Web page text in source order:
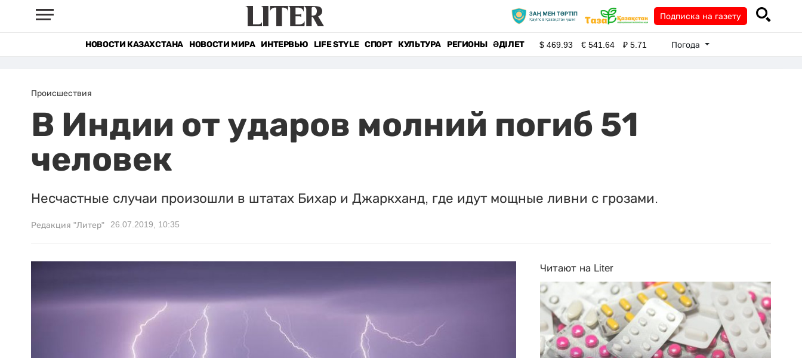
Подписка на газету
НОВОСТИ КАЗАХСТАНА НОВОСТИ МИРА ИНТЕРВЬЮ LIFE STYLE СПОРТ КУЛЬТУРА РЕГИОНЫ ӘДІЛЕТ $469.93 €541.64 ₽5.71 Погода
Происшествия
В Индии от ударов молний погиб 51
человек
Несчастные случаи произошли в штатах Бихар и Джаркханд, где идут мощные ливни с грозами.
Редакция "Литер" 26.07.2019, 10:35
Читают на Liter